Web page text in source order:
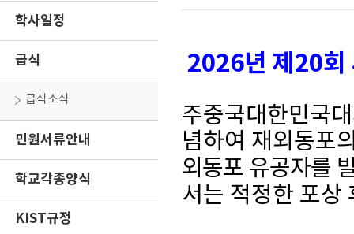
학사일정
급식
급식소식
민원서류안내
학교각종양식
KIST규정
2026년 제 20회
주중국대한민국
념하여 재외동포
외동포 유공자를
서는 적정한 포상